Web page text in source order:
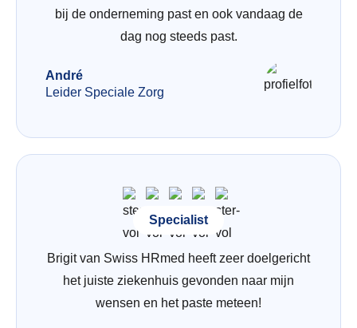
bij de onderneming past en ook vandaag de
dag nog steeds past.
André
Leider Speciale Zorg
Specialist
Brigit van Swiss HRmed heeft zeer doelgericht
het juiste ziekenhuis gevonden naar mijn
wensen en het paste meteen!